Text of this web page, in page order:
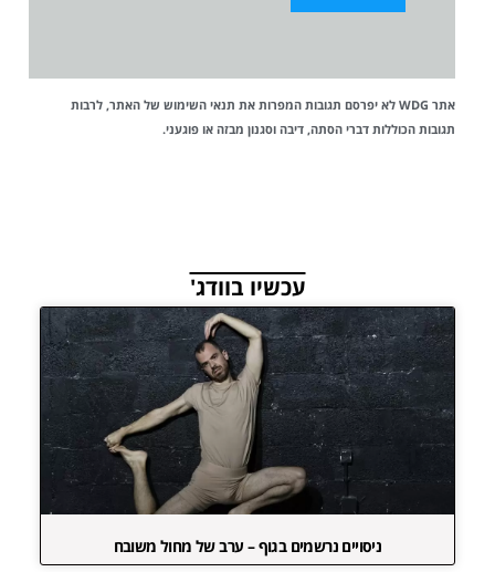
אתר WDG לא יפרסם תגובות המפרות את תנאי השימוש של האתר, לרבות
תגובות הכוללות דברי הסתה, דיבה וסגנון מבזה או פוגעני.
עכשיו בוודג'
ניסויים נרשמים בגוף – ערב של מחול משובח